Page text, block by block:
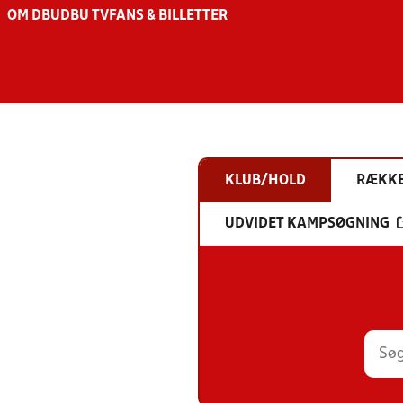
OM DBU DBU TV FANS & BILLETTER
KLUB/HOLD
UDVIDET KAMPSØGNING